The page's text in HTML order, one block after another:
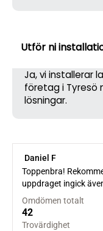
Utför ni
Ja, vi installerar
företag i Tyresö
lösningar.